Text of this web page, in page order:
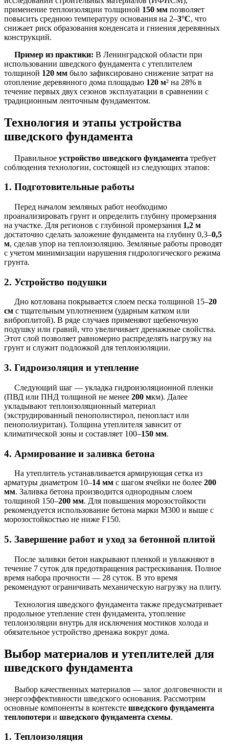
применение теплоизоляции толщиной 150 мм позволяет
повысить среднюю температуру основания на 2–3°C, что
снижает риск образования конденсата и гниения деревянных
конструкций.
Пример из практики: В Ленинградской области при
использовании шведского фундамента с утеплителем
толщиной 120 мм было зафиксировано снижение затрат на
отопление деревянного дома площадью 120 м² на 28% в
течение первых двух сезонов эксплуатации в сравнении с
традиционным ленточным фундаментом.
Технология и этапы устройства
шведского фундамента
Правильное устройство шведского фундамента требует
соблюдения технологии, состоящей из следующих этапов:
1. Подготовительные работы
Перед началом земляных работ необходимо
проанализировать грунт и определить глубину промерзания
на участке. Для регионов с глубиной промерзания 1,2 м
достаточно сделать заложение фундамента на глубину 0,3–0,5
м, сделав упор на теплоизоляцию. Земляные работы проводят
с учетом минимизации нарушения гидрологического режима
грунта.
2. Устройство подушки
Дно котлована покрывается слоем песка толщиной 15–20
см с тщательным уплотнением (ударным катком или
виброплитой). В ряде случаев применяют щебеночную
подушку или гравий, что увеличивает дренажные свойства.
Этот слой позволяет равномерно распределять нагрузку на
грунт и служит подложкой для теплоизоляции.
3. Гидроизоляция и утепление
Следующий шаг — укладка гидроизоляционной пленки
(ПВД или ПНД толщиной не менее 200 мкм). Далее
укладывают теплоизоляционный материал
(экструдированный пенополистирол, пенопласт или
пенополиуритан). Толщина утеплителя зависит от
климатической зоны и составляет 100–150 мм.
4. Армирование и заливка бетона
На утеплитель устанавливается армирующая сетка из
арматуры диаметром 10–14 мм с шагом ячейки не более 200
мм. Заливка бетона производится однородным слоем
толщиной 150–200 мм. Для повышения морозостойкости
рекомендуется использование бетона марки M300 и выше с
морозостойкостью не ниже F150.
5. Завершение работ и уход за бетонной плитой
После заливки бетон накрывают пленкой и увлажняют в
течение 7 суток для предотвращения растрескивания. Полное
время набора прочности — 28 суток. В это время
рекомендуют ограничивать механическую нагрузку на плиту.
Технология шведского фундамента также предусматривает
продольное утепление стен фундамента, утопление
теплоизоляции внутрь для исключения мостиков холода и
обязательное устройство дренажа вокруг дома.
Выбор материалов и утеплителей для
шведского фундамента
Выбор качественных материалов — залог долговечности и
энергоэффективности шведского основания. Рассмотрим
основные компоненты в контексте шведского фундамента
теплопотери и шведского фундамента схемы.
1. Теплоизоляция